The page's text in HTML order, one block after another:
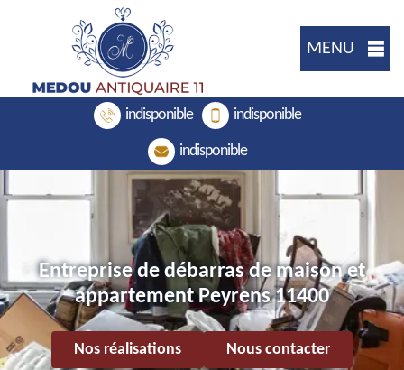
MENU
indisponible indisponible
indisponible
Entreprise de débarras de maison et
appartement Peyrens 11400
Nos réalisations Nous contacter